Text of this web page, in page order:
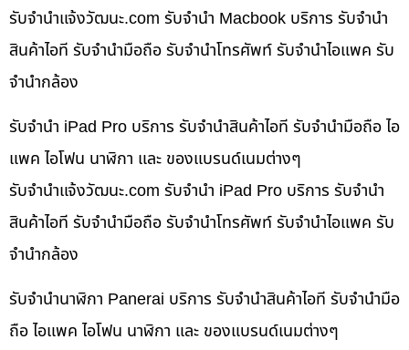
รับจํานําแจ้งวัฒนะ.com รับจำนำ Macbook บริการ รับจำนำ
สินค้าไอที รับจำนำมือถือ รับจำนำโทรศัพท์ รับจำนำไอแพค รับ
จำนำกล้อง
รับจำนำ iPad Pro บริการ รับจำนำสินค้าไอที รับจำนำมือถือ ไอ
แพค ไอโฟน นาฬิกา และ ของแบรนด์เนมต่างๆ
รับจํานําแจ้งวัฒนะ.com รับจำนำ iPad Pro บริการ รับจำนำ
สินค้าไอที รับจำนำมือถือ รับจำนำโทรศัพท์ รับจำนำไอแพค รับ
จำนำกล้อง
รับจำนำนาฬิกา Panerai บริการ รับจำนำสินค้าไอที รับจำนำมือ
ถือ ไอแพค ไอโฟน นาฬิกา และ ของแบรนด์เนมต่างๆ